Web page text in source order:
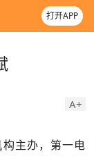
打开APP
A+
主办，第一电